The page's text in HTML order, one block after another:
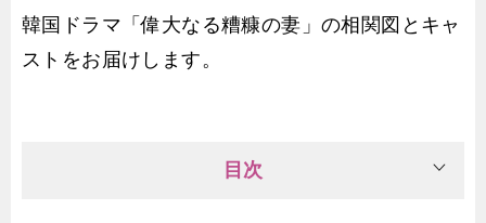
韓国ドラマ「偉大なる糟糠の妻」の相関図とキャ
ストをお届けします。
目次